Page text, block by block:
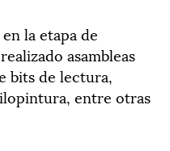
la etapa de
asambleas
bits de lectura,
entre otras